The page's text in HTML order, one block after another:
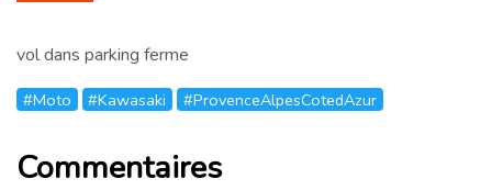
vol dans parking ferme
#Moto #Kawasaki #ProvenceAlpesCotedAzur
Commentaires